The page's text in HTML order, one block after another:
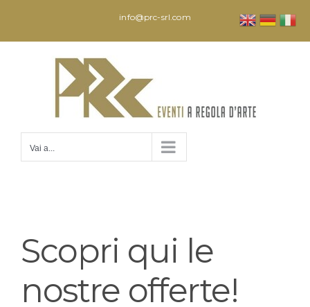
contenuto
info@prc-srl.com
Vai a...
Scopri qui le
nostre offerte!